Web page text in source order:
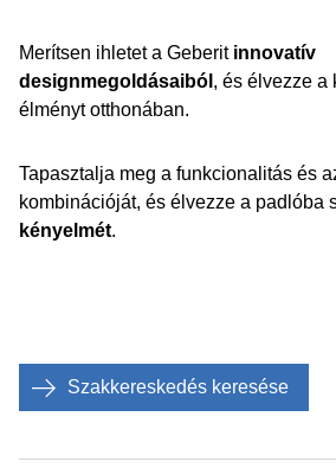
Merítsen ihletet a Geberit innovatív
designmegoldásaiból , és élvezze a
élményt otthonában.
Tapasztalja meg a funkcionalitás és
kombinációját, és élvezze a padlóba
kényelmét.
Szakkereskedés keresése